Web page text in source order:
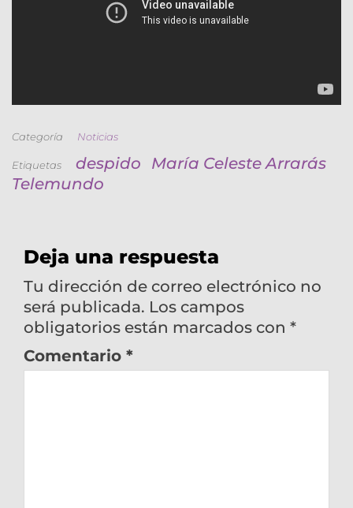
Categoría Noticias
Etiquetas despido
María Celeste Arrarás
Telemundo
Deja una respuesta
Tu dirección de correo electrónico no
será publicada. Los campos
obligatorios están marcados con *
Comentario *